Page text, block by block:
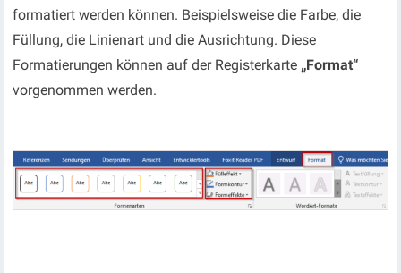
formatiert werden können. Beispielsweise die Farbe, die
Füllung, die Linienart und die Ausrichtung. Diese
Formatierungen können auf der Registerkarte „Format“
vorgenommen werden.